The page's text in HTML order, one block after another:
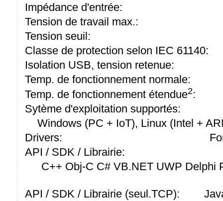
Impédance d'entrée:
Tension de travail max.:
Tension seuil:
Classe de protection selon IEC 61140:
Isolation USB, tension retenue:
Temp. de fonctionnement normale:
Temp. de fonctionnement étendue2:
Sytème d'exploitation supportés:
Windows (PC + IoT), Linux (Intel +
Drivers:
API / SDK / Librairie:
C++ Obj-C C# VB.NET UWP Delphi
API / SDK / Librairie (seul.TCP):